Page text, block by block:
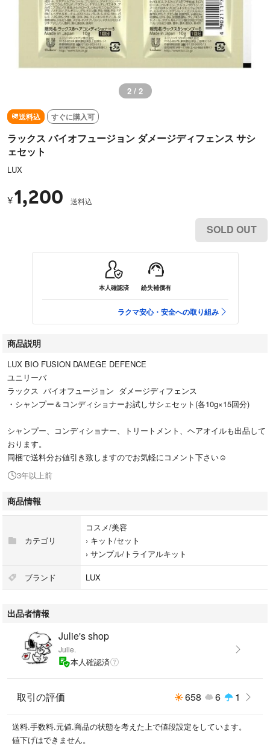
1 / 2
送料込 すぐに購入可
ラックス バイオフュージョン ダメージディフェンス サシ
ェセット
LUX
¥1,200 送料込
SOLD OUT
本人確認済 紛失補償有
ラクマ安心・安全への取り組み
商品説明
LUX BIO FUSION DAMEGE DEFENCE
ユニリーバ
ラックス バイオフュージョン ダメージディフェンス
・シャンプー＆コンディショナーお試しサシェセット(各10g×15回分)
シャンプー、コンディショナー、トリートメント、ヘアオイルも出品して
おります。
同梱で送料分お値引き致しますのでお気軽にコメント下さい☺️
3年以上前
商品情報
カテゴリ
コスメ/美容
› キット/セット
› サンプル/トライアルキット
ブランド LUX
出品者情報
Julie's shop
Julie.
本人確認済
取引の評価 658 6 1
送料.手数料.元値.商品の状態を考えた上で値段設定をしています。
値下げはできません。